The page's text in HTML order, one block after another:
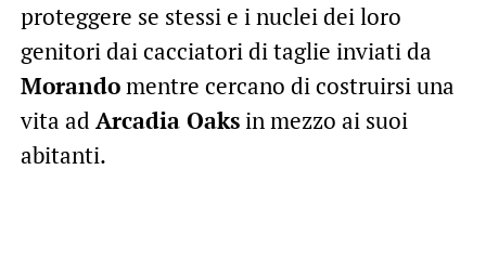
proteggere se stessi e i nuclei dei loro
genitori dai cacciatori di taglie inviati da
Morandomentre cercano di costruirsi una
vita ad Arcadia Oaksin mezzo ai suoi
abitanti.